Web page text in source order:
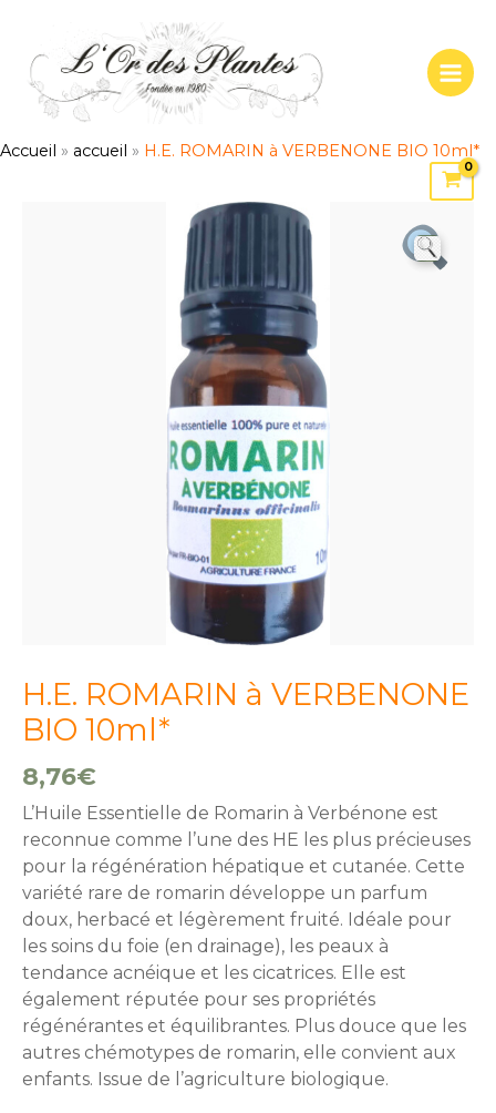
contenu
Accueil » accueil » H.E. ROMARIN à VERBENONE BIO 10ml*
H.E. ROMARIN à VERBENONE
BIO 10ml*
8,76€
L’Huile Essentielle de Romarin à Verbénone est
reconnue comme l’une des HE les plus précieuses
pour la régénération hépatique et cutanée. Cette
variété rare de romarin développe un parfum
doux, herbacé et légèrement fruité. Idéale pour
les soins du foie (en drainage), les peaux à
tendance acnéique et les cicatrices. Elle est
également réputée pour ses propriétés
régénérantes et équilibrantes. Plus douce que les
autres chémotypes de romarin, elle convient aux
enfants. Issue de l’agriculture biologique.